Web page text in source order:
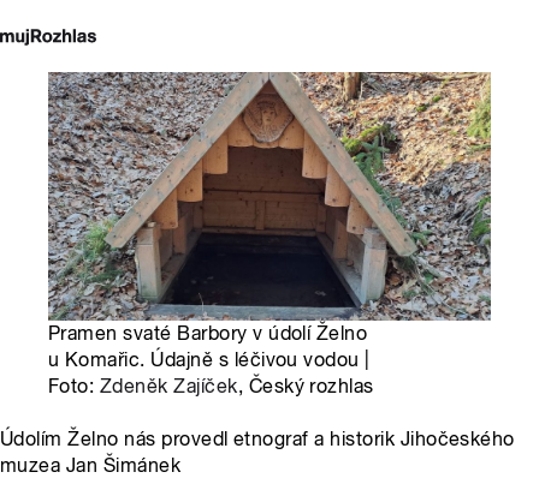
Pramen svaté Barbory v údolí Želno
u Komařic. Údajně s léčivou vodou |
Foto: Zdeněk Zajíček, Český rozhlas
Údolím Želno nás provedl etnograf a historik Jihočeského
muzea Jan Šimánek